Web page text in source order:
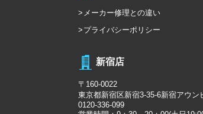
メーカー修理との違い
プライバシーポリシー
新宿店
〒160-0022
東京都新宿区新宿3-35-6新宿アウン
0120-336-099